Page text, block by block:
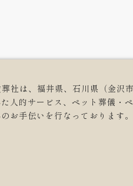
社は、福井県、石川県（金沢
人的サービス、ペット葬儀・ペ
お手伝いを行なっております。